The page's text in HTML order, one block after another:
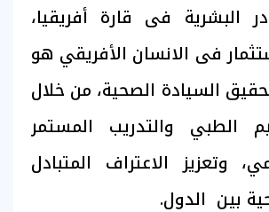
البشرية فى قارة أفريقيا،
فى الانسان الأفريقي هو
السيادة الصحية، من خلال
الطبي والتدريب المستمر
وتعزيز الاعتراف المتبادل
بين الدول.